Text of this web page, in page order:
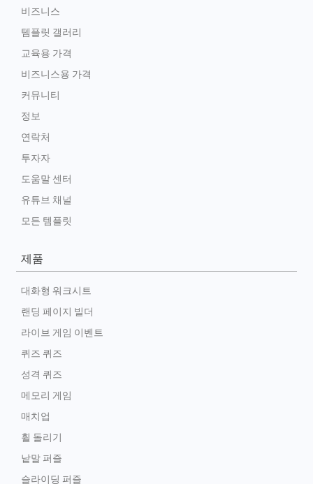
비즈니스
템플릿 갤러리
교육용 가격
비즈니스용 가격
커뮤니티
정보
연락처
투자자
도움말 센터
유튜브 채널
모든 템플릿
제품
대화형 워크시트
랜딩 페이지 빌더
라이브 게임 이벤트
퀴즈 퀴즈
성격 퀴즈
메모리 게임
매치업
휠 돌리기
낱말 퍼즐
슬라이딩 퍼즐